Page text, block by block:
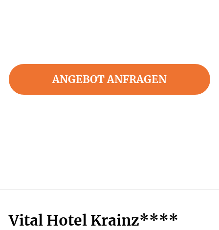
ANGEBOT ANFRAGEN
Vital Hotel Krainz****